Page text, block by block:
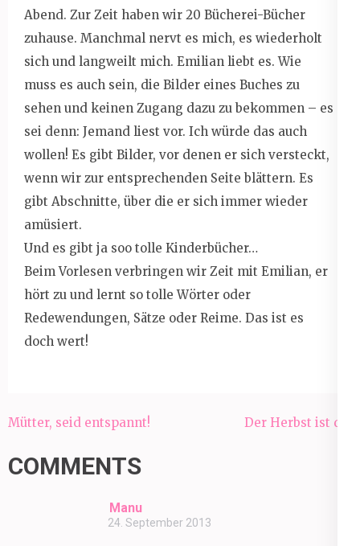
Abend. Zur Zeit haben wir 20 Bücherei-Bücher
zuhause. Manchmal nervt es mich, es wiederholt
sich und langweilt mich. Emilian liebt es. Wie
muss es auch sein, die Bilder eines Buches zu
sehen und keinen Zugang dazu zu bekommen – es
sei denn: Jemand liest vor. Ich würde das auch
wollen! Es gibt Bilder, vor denen er sich versteckt,
wenn wir zur entsprechenden Seite blättern. Es
gibt Abschnitte, über die er sich immer wieder
amüsiert.
Und es gibt ja soo tolle Kinderbücher…
Beim Vorlesen verbringen wir Zeit mit Emilian, er
hört zu und lernt so tolle Wörter oder
Redewendungen, Sätze oder Reime. Das ist es
doch wert!
Beitragsnavigation
Mütter, seid entspannt! Der Herbst ist da!
COMMENTS
Manu
24. September 2013